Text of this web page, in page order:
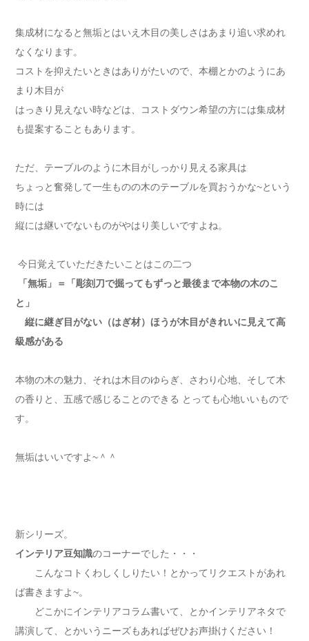
集成材になると無垢とはいえ木目の美しさはあまり追い求めれ
なくなります。
コストを抑えたいときはありがたいので、本棚とかのようにあ
まり木目が
はっきり見えない時などは、コストダウン希望の方には集成材
も提案することもあります。
ただ、テーブルのように木目がしっかり見える家具は
ちょっと奮発して一生ものの木のテーブルを買おうかな~という
時には
縦には継いでないものがやはり美しいですよね。
今日覚えていただきたいことはこの二つ
「無垢」＝「彫刻刀で掘ってもずっと最後まで本物の木のこ
と」
縦に継ぎ目がない（はぎ材）ほうが木目がきれいに見えて高
級感がある
本物の木の魅力、それは木目のゆらぎ、さわり心地、そして木
の香りと、五感で感じることのできる とっても心地いいもので
す。
無垢はいいですよ~＾＾
新シリーズ。
インテリア豆知識のコーナーでした・・・
こんなコトくわしくしりたい！とかってリクエストがあれ
ば書きますよ~。
どこかにインテリアコラム書いて、とかインテリアネタで
講演して、とかいうニーズもあればぜひお声掛けください！